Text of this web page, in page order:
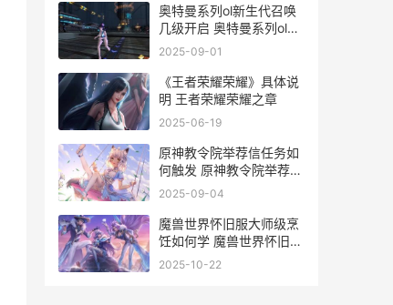
奥特曼系列ol新生代召唤
几级开启 奥特曼系列ol新
生代召唤多少级开启-
2025-09-01
《王者荣耀荣耀》具体说
明 王者荣耀荣耀之章
2025-06-19
原神教令院举荐信任务如
何触发 原神教令院举荐信
怎么获得
2025-09-04
魔兽世界怀旧服大师级烹
饪如何学 魔兽世界怀旧服
微博
2025-10-22